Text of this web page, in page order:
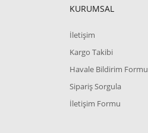
KURUMSAL
İletişim
Kargo Takibi
Havale Bildirim Formu
Sipariş Sorgula
İletişim Formu